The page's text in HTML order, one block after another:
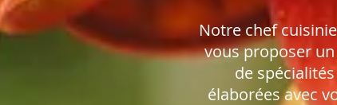
Notre chef
vous proposer
de
élaborées avec